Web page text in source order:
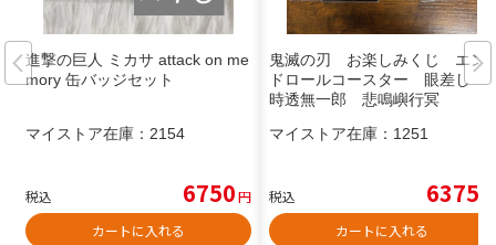
進撃の巨人 ミカサ attack on me
mory 缶バッジセット
マイストア在庫： 2154
税込 6750円
カートに入れる
鬼滅の刃 お楽しみくじ エン
ドロールコースター 眼差し
時透無一郎 悲鳴嶼行冥
マイストア在庫： 1251
税込 6375
カートに入れる